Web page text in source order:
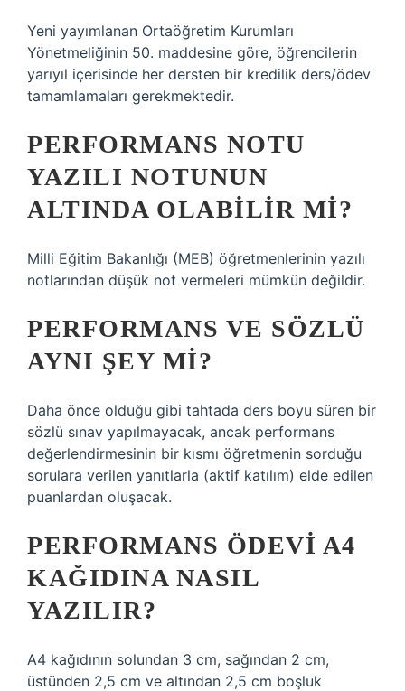
Yeni yayımlanan Ortaöğretim Kurumları
Yönetmeliğinin 50. maddesine göre, öğrencilerin
yarıyıl içerisinde her dersten bir kredilik ders/ödev
tamamlamaları gerekmektedir.
PERFORMANS NOTU
YAZILI NOTUNUN
ALTINDA OLABILIR MI?
Milli Eğitim Bakanlığı (MEB) öğretmenlerinin yazılı
notlarından düşük not vermeleri mümkün değildir.
PERFORMANS VE SÖZLÜ
AYNI ŞEY MI?
Daha önce olduğu gibi tahtada ders boyu süren bir
sözlü sınav yapılmayacak, ancak performans
değerlendirmesinin bir kısmı öğretmenin sorduğu
sorulara verilen yanıtlarla (aktif katılım) elde edilen
puanlardan oluşacak.
PERFORMANS ÖDEVI A4
KAĞIDINA NASIL
YAZILIR?
A4 kağıdının solundan 3 cm, sağından 2 cm,
üstünden 2,5 cm ve altından 2,5 cm boşluk